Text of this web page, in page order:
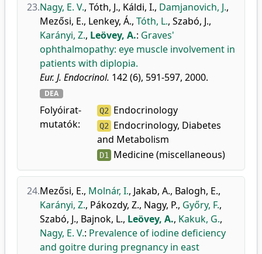
23.Nagy, E. V., Tóth, J., Káldi, I., Damjanovich, J.,
Mezősi, E., Lenkey, Á., Tóth, L., Szabó, J.,
Karányi, Z., Leövey, A.: Graves'
ophthalmopathy: eye muscle involvement in
patients with diplopia.
Eur. J. Endocrinol. 142 (6), 591-597, 2000.
DEA
Folyóirat-
mutatók:
Q2 Endocrinology
Q2 Endocrinology, Diabetes
and Metabolism
D1 Medicine (miscellaneous)
24.Mezősi, E., Molnár, I., Jakab, A., Balogh, E.,
Karányi, Z., Pákozdy, Z., Nagy, P., Győry, F.,
Szabó, J., Bajnok, L., Leövey, A., Kakuk, G.,
Nagy, E. V.: Prevalence of iodine deficiency
and goitre during pregnancy in east